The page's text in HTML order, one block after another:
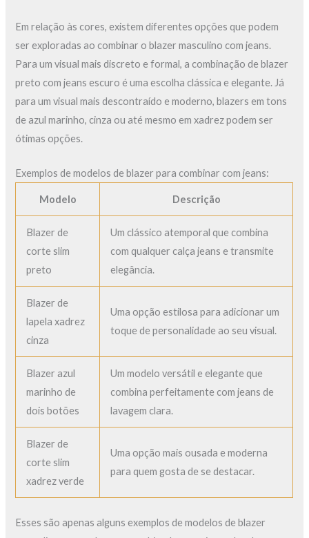
Em relação às cores, existem diferentes opções que podem
ser exploradas ao combinar o blazer masculino com jeans.
Para um visual mais discreto e formal, a combinação de blazer
preto com jeans escuro é uma escolha clássica e elegante. Já
para um visual mais descontraído e moderno, blazers em tons
de azul marinho, cinza ou até mesmo em xadrez podem ser
ótimas opções.
Exemplos de modelos de blazer para combinar com jeans:
Modelo Descrição
Blazer de
corte slim
preto
Um clássico atemporal que combina
com qualquer calça jeans e transmite
elegância.
Blazer de
lapela xadrez
cinza
Uma opção estilosa para adicionar um
toque de personalidade ao seu visual.
Blazer azul
marinho de
dois botões
Um modelo versátil e elegante que
combina perfeitamente com jeans de
lavagem clara.
Blazer de
corte slim
xadrez verde
Uma opção mais ousada e moderna
para quem gosta de se destacar.
Esses são apenas alguns exemplos de modelos de blazer